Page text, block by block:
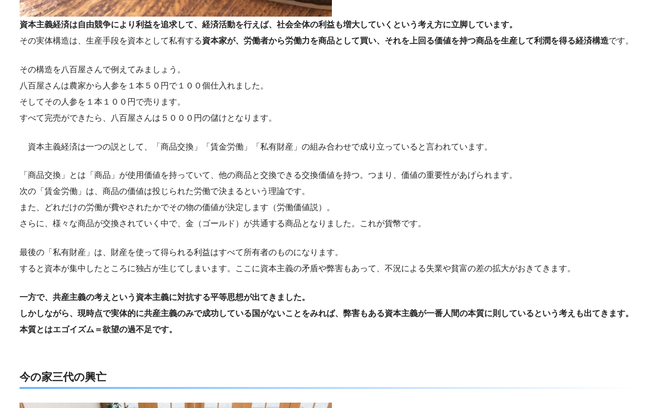
資本主義経済は自由競争により利益を追求して、経済活動を行えば、社会全体の利益も増大していくという考え方に立脚しています。
その実体構造は、生産手段を資本として私有する資本家が、労働者から労働力を商品として買い、それを上回る価値を持つ商品を生産して利潤を得る経済構造です。
その構造を八百屋さんで例えてみましょう。
八百屋さんは農家から人参を１本５０円で１００個仕入れました。
そしてその人参を１本１００円で売ります。
すべて完売ができたら、八百屋さんは５０００円の儲けとなります。
資本主義経済は一つの説として、「商品交換」「賃金労働」「私有財産」の組み合わせで成り立っていると言われています。
「商品交換」とは「商品」が使用価値を持っていて、他の商品と交換できる交換価値を持つ。つまり、価値の重要性があげられます。
次の「賃金労働」は、商品の価値は投じられた労働で決まるという理論です。
また、どれだけの労働が費やされたかでその物の価値が決定します（労働価値説）。
さらに、様々な商品が交換されていく中で、金（ゴールド）が共通する商品となりました。これが貨幣です。
最後の「私有財産」は、財産を使って得られる利益はすべて所有者のものになります。
すると資本が集中したところに独占が生じてしまいます。ここに資本主義の矛盾や弊害もあって、不況による失業や貧富の差の拡大がおきてきます。
一方で、共産主義の考えという資本主義に対抗する平等思想が出てきました。
しかしながら、現時点で実体的に共産主義のみで成功している国がないことをみれば、弊害もある資本主義が一番人間の本質に則しているという考えも出てきます。
本質とはエゴイズム＝欲望の過不足です。
今の家三代の興亡